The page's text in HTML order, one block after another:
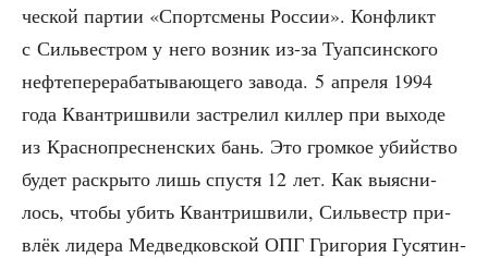
че­ской пар­тии «Спортс­ме­ны Рос­сии». Кон­фликт
с Силь­ве­стром у него воз­ник из-за Туап­син­ско­го
неф­те­пе­ре­ра­ба­ты­ва­ю­ще­го заво­да. 5 апре­ля 1994
года Кван­т­ри­шви­ли застре­лил кил­лер при выхо­де
из Крас­но­прес­нен­ских бань. Это гром­кое убий­ство
будет рас­кры­то лишь спу­стя 12 лет. Как выяс­ни­
лось, что­бы убить Кван­т­ри­шви­ли, Силь­вестр при­
влёк лиде­ра Мед­вед­ков­ской ОПГ Гри­го­рия Гуся­тин­